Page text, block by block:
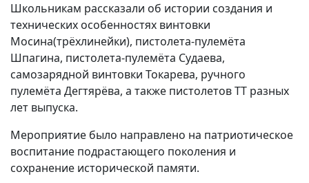
Школьникам рассказали об истории создания и
технических особенностях винтовки
Мосина(трёхлинейки), пистолета-пулемёта
Шпагина, пистолета-пулемёта Судаева,
самозарядной винтовки Токарева, ручного
пулемёта Дегтярёва, а также пистолетов ТТ разных
лет выпуска.
Мероприятие было направлено на патриотическое
воспитание подрастающего поколения и
сохранение исторической памяти.